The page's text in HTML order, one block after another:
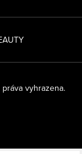
práva vyhrazena.